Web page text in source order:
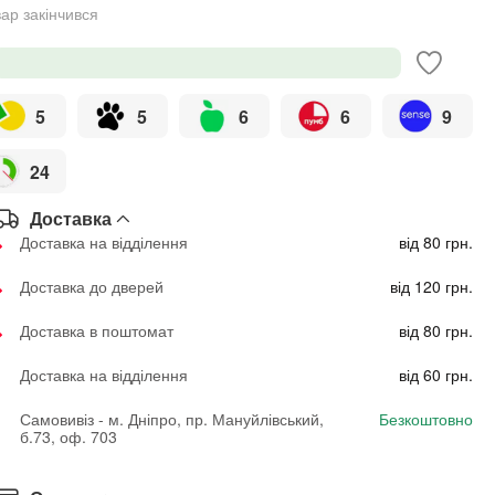
закінчився
5 5 6 6 9
24
Доставка
Доставка на відділення
від 80 грн.
Доставка до дверей
від 120 грн.
Доставка в поштомат
від 80 грн.
Доставка на відділення
від 60 грн.
Самовивіз - м. Дніпро, пр. Мануйлівський,
б.73, оф. 703
Безкоштовно